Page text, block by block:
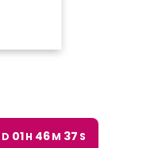
D 01H 46M 36 S